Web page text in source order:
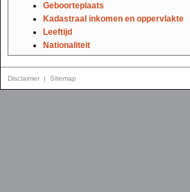
Geboorteplaats
Kadastraal inkomen en oppervlakte
Leeftijd
Nationaliteit
Gesproken landstalen (alle leeftijden)
Disclaimer | Sitemap